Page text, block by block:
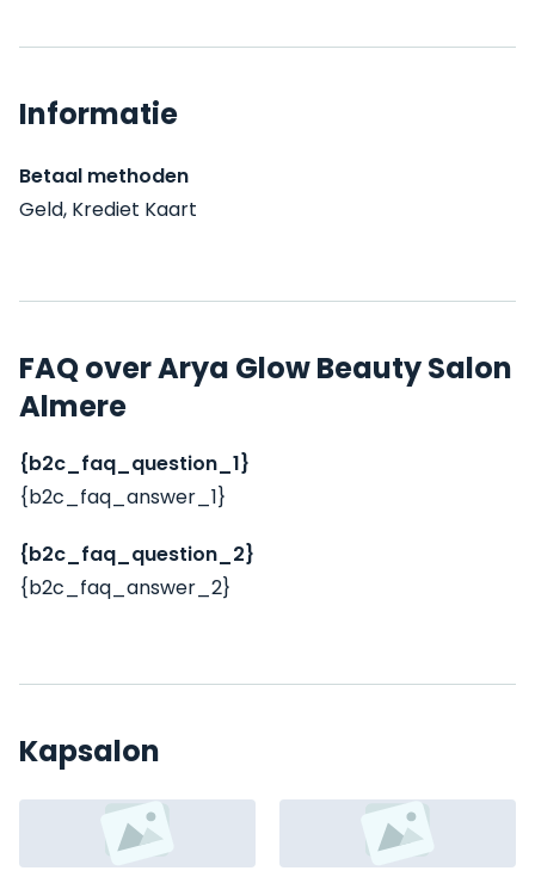
Informatie
Betaal methoden
Geld, Krediet Kaart
FAQ over Arya Glow Beauty Salon
Almere
{b2c_faq_question_1}
{b2c_faq_answer_1}
{b2c_faq_question_2}
{b2c_faq_answer_2}
Kapsalon